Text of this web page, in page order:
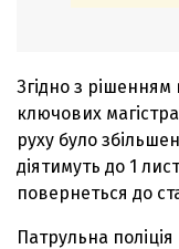
Згідно з рішенням
ключових
руху було
діятимуть до 1
повернеться до
Патрульна